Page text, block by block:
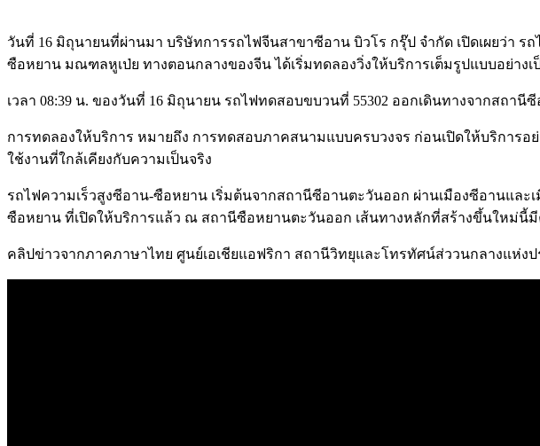
วันที่ 16 มิถุนายนที่ผ่านมา บริษัทการรถไฟจีนสาขาซีอาน บิวโร กรุ๊ป จำกัด เปิดเผยว่า
ซือหยาน มณฑลหูเป่ย ทางตอนกลางของจีน ได้เริ่มทดลองวิ่งให้บริการเต็มรูปแบบอย่างเ
เวลา 08:39 น. ของวันที่ 16 มิถุนายน รถไฟทดสอบขบวนที่ 55302 ออกเดินทางจากสถ
การทดลองให้บริการ หมายถึง การทดสอบภาคสนามแบบครบวงจร ก่อนเปิดให้บริการอ
ใช้งานที่ใกล้เคียงกับความเป็นจริง
รถไฟความเร็วสูงซีอาน-ซือหยาน เริ่มต้นจากสถานีซีอานตะวันออก ผ่านเมืองซีอานแ
ซือหยาน ที่เปิดให้บริการแล้ว ณ สถานีซือหยานตะวันออก เส้นทางหลักที่สร้างขึ้นใหม่นี้
คลิปข่าวจากภาคภาษาไทย ศูนย์เอเชียแอฟริกา สถานีวิทยุและโทรทัศน์ส่ววนกลางแห่งป